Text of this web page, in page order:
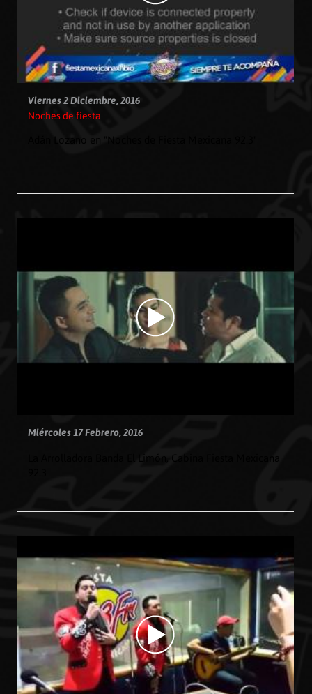
Viernes 2 Diciembre, 2016
Noches de fiesta
Miércoles 17 Febrero, 2016